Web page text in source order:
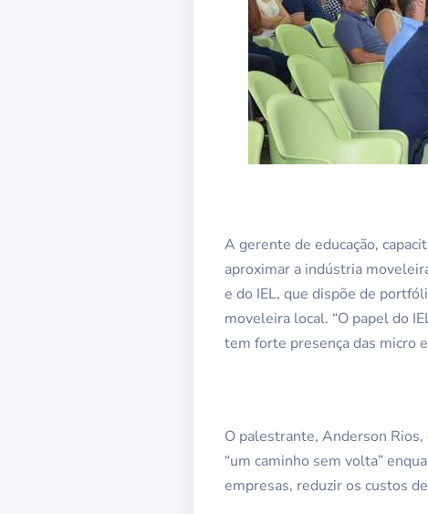
A gerente de educação,
aproximar a indústria
e do IEL, que dispõe de
moveleira local. “O papel do
tem forte presença das micro
O palestrante, Anderson
“um caminho sem volta”
empresas, reduzir os custos